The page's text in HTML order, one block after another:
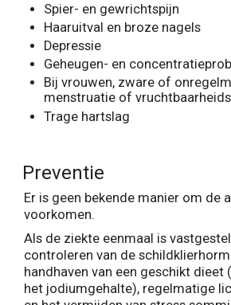
Spier- en gewrichtspijn
Haaruitval en broze nagels
Depressie
Geheugen- en
Bij vrouwen, zware of
menstruatie of
Trage hartslag
Preventie
Er is geen bekende manier om de
voorkomen.
Als de ziekte eenmaal is
controleren van de
handhaven van een geschikt dieet
het jodiumgehalte), regelmatige